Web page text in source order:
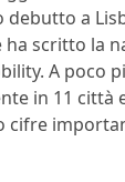
a
scritto la
A poco
in 11 città
cifre